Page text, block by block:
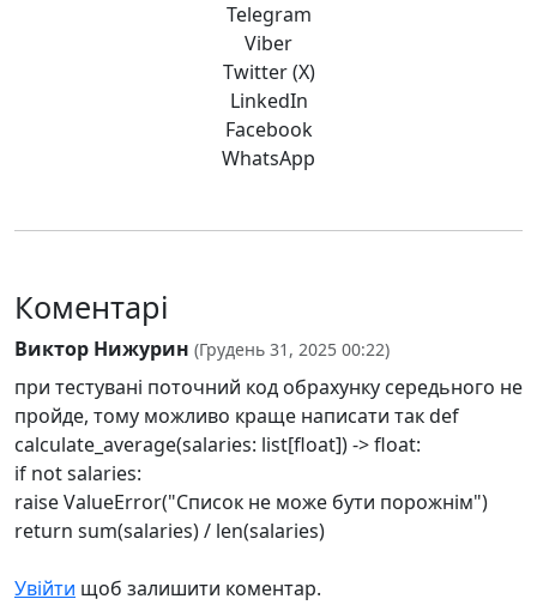
Telegram
Viber
Twitter (X)
LinkedIn
Facebook
WhatsApp
Коментарі
Виктор Нижурин (Грудень 31, 2025 00:22)
при тестувані поточний код обрахунку середьного не
пройде, тому можливо краще написати так def
calculate_average(salaries: list[float]) -> float:
if not salaries:
raise ValueError("Список не може бути порожнім")
return sum(salaries) / len(salaries)
Увійти щоб залишити коментар.